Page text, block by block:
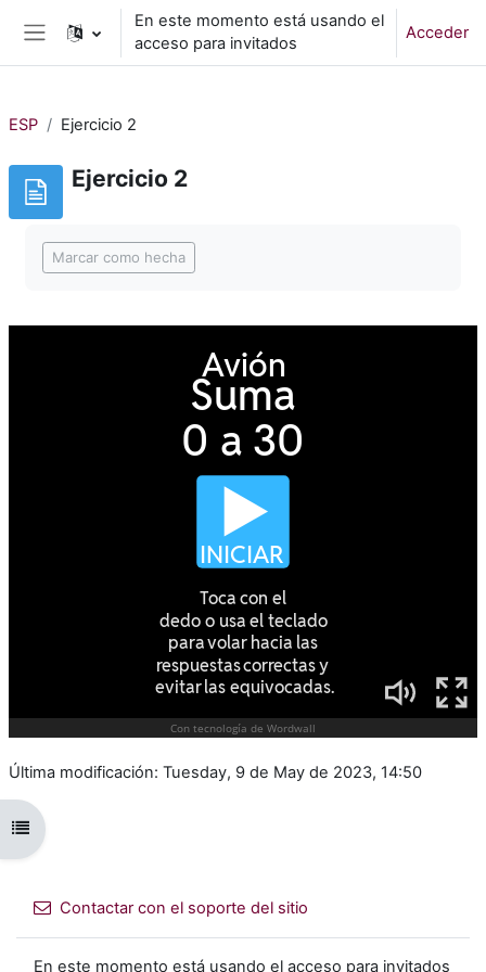
Salta al contenido principal
Panel lateral
En este momento está usando el
acceso para invitados
Acceder
Abrir índice del curso
ESP Ejercicio 2
Ejercicio 2
Marcar como hecha
Última modificación: Tuesday, 9 de May de 2023, 14:50
Contactar con el soporte del sitio
En este momento está usando el acceso para invitados